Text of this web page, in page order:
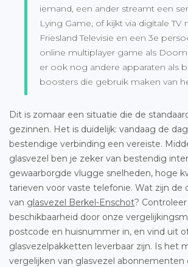
iemand, een ander streamt een
Lying Game, of kijkt via digitale TV
Friesland Televisie en een 3e
online multiplayer game als Doom
er ook nog andere apparaten als
boosters die gebruik maken van
Dit is zomaar een situatie die de
gezinnen. Het is duidelijk: vandaag de
bestendige verbinding een vereiste.
glasvezel ben je zeker van bestendig
gewaarborgde vlugge snelheden, hoge
tarieven voor vaste telefonie. Wat zijn de
van glasvezel Berkel-Enschot?
beschikbaarheid door onze
postcode en huisnummer in, en vind uit
glasvezelpakketten leverbaar zijn. Is het
vergelijken van glasvezel abonnementen